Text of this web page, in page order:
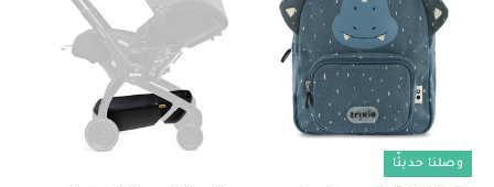
وصلنا حديثًا